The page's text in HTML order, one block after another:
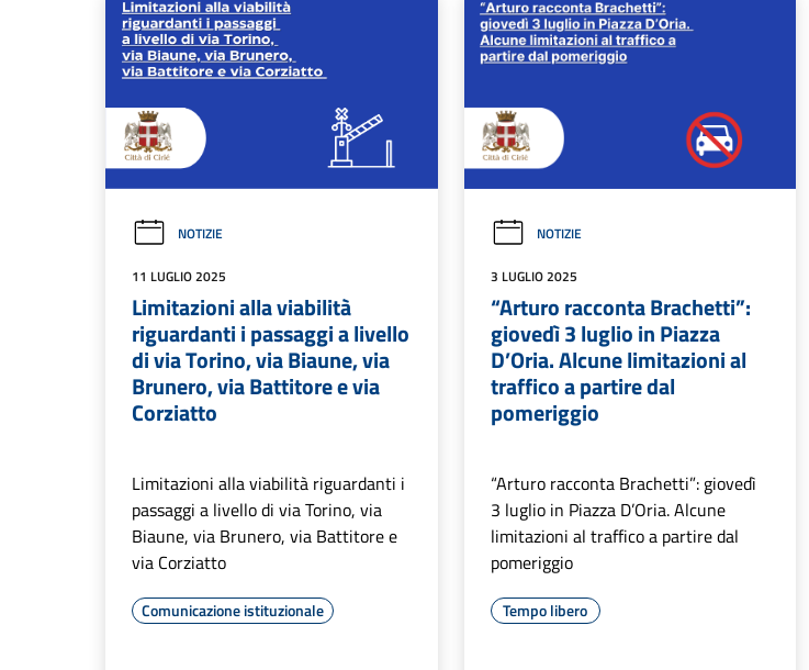
NOTIZIE
11 LUGLIO 2025
Limitazioni alla viabilità
riguardanti i passaggi a livello
di via Torino, via Biaune, via
Brunero, via Battitore e via
Corziatto
Limitazioni alla viabilità riguardanti i
passaggi a livello di via Torino, via
Biaune, via Brunero, via Battitore e
via Corziatto
Comunicazione istituzionale
NOTIZIE
3 LUGLIO 2025
“Arturo racconta Brachetti”:
giovedì 3 luglio in Piazza
D’Oria. Alcune limitazioni al
traffico a partire dal
pomeriggio
“Arturo racconta Brachetti”: giovedì
3 luglio in Piazza D’Oria. Alcune
limitazioni al traffico a partire dal
pomeriggio
Tempo libero